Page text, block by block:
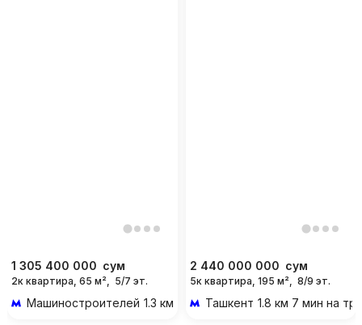
1 305 400 000 сум
2к квартира, 65 м², 5/7 эт.
Машиностроителей 1.3 км 5 мин на транспорте
2 440 000 000 сум
5к квартира, 195 м², 8/9 эт.
Ташкент 1.8 км 7 мин на